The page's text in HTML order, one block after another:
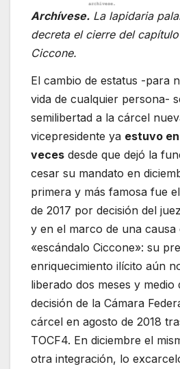
Archívese. La lapidaria
decreta el cierre del
Ciccone.
El cambio de estatus -para
vida de cualquier persona-
semilibertad a la cárcel
vicepresidente ya estuvo
veces desde que dejó la
cesar su mandato en
primera y más famosa fue
de 2017 por decisión del
y en el marco de una causa
«escándalo Ciccone»: su
enriquecimiento ilícito aún
liberado dos meses y medio
decisión de la Cámara
cárcel en agosto de 2018
TOCF4. En diciembre el
otra integración, lo